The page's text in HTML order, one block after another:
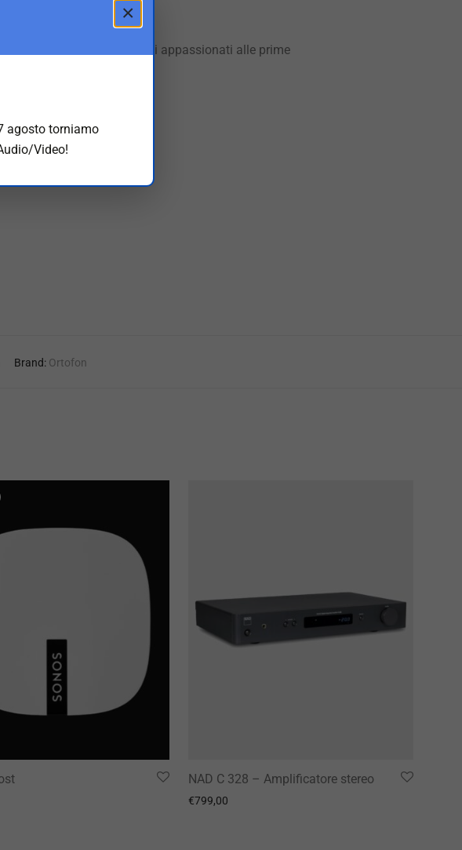
più apprezzate sia dagli appassionati alle prime
Brand: Ortofon
NAD C 328 – Amplificatore stereo
€799,00
×
agosto torniamo
Video!